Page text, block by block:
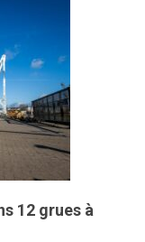
12 grues à